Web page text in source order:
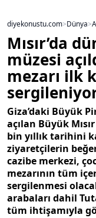
diyekonustu.com>Dünya>
Mısır’da
müzesi
mezarı ilk
Giza’daki Büyük
açılan Büyük
bin yıllık tarihini
ziyaretçilerin
cazibe merkezi,
mezarının tüm
sergilenmesi
arabaları dahil
tüm ihtişamıyla